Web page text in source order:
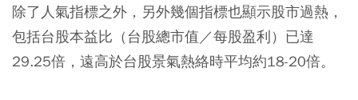
除了人氣指標之外，另外幾個指標也顯示股市過熱，
包括台股本益比（台股總市值／每股盈利）已達
29.25倍，遠高於台股景氣熱絡時平均約18-20倍。